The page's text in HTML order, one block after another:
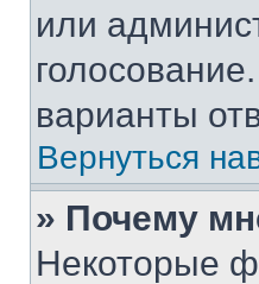
или
варианты
Вернуться
» Почему
Некоторые